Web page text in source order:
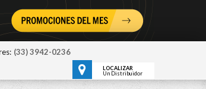
(33) 3942-0236
LOCALIZAR
Un Distribuidor